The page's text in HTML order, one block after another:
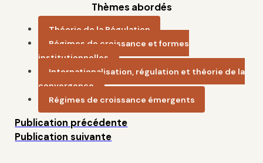
Thèmes abordés
Théorie de la Régulation
Régimes de croissance et formes
institutionnelles
Internationalisation, régulation et théorie de la
convergence
Régimes de croissance émergents
Publication précédente
Publication suivante